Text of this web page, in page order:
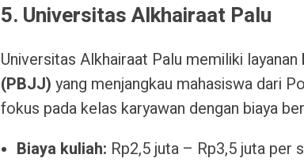
5. Universitas Alkhairaat Palu
Universitas Alkhairaat Palu memiliki layanan
(PBJJ) yang menjangkau mahasiswa dari
fokus pada kelas karyawan dengan biaya
Biaya kuliah: Rp2,5 juta – Rp3,5 juta per